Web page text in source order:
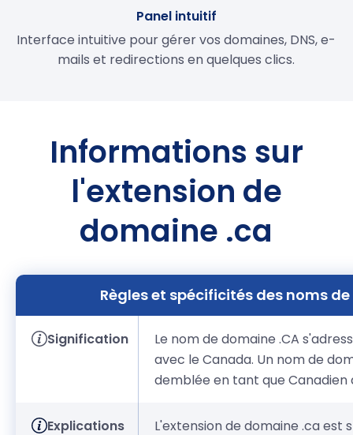
Panel intuitif
Interface intuitive pour gérer vos domaines, DNS, e-
mails et redirections en quelques clics.
Informations sur
l'extension de
domaine .ca
Règles et spécificités des noms
Signification
Le nom de domaine .CA
avec le Canada. Un nom de
demblée en tant que
Explications
L'extension de domaine .ca